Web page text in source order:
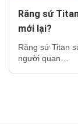
Răng sứ
mới lại?
Răng sứ Titan
người quan…